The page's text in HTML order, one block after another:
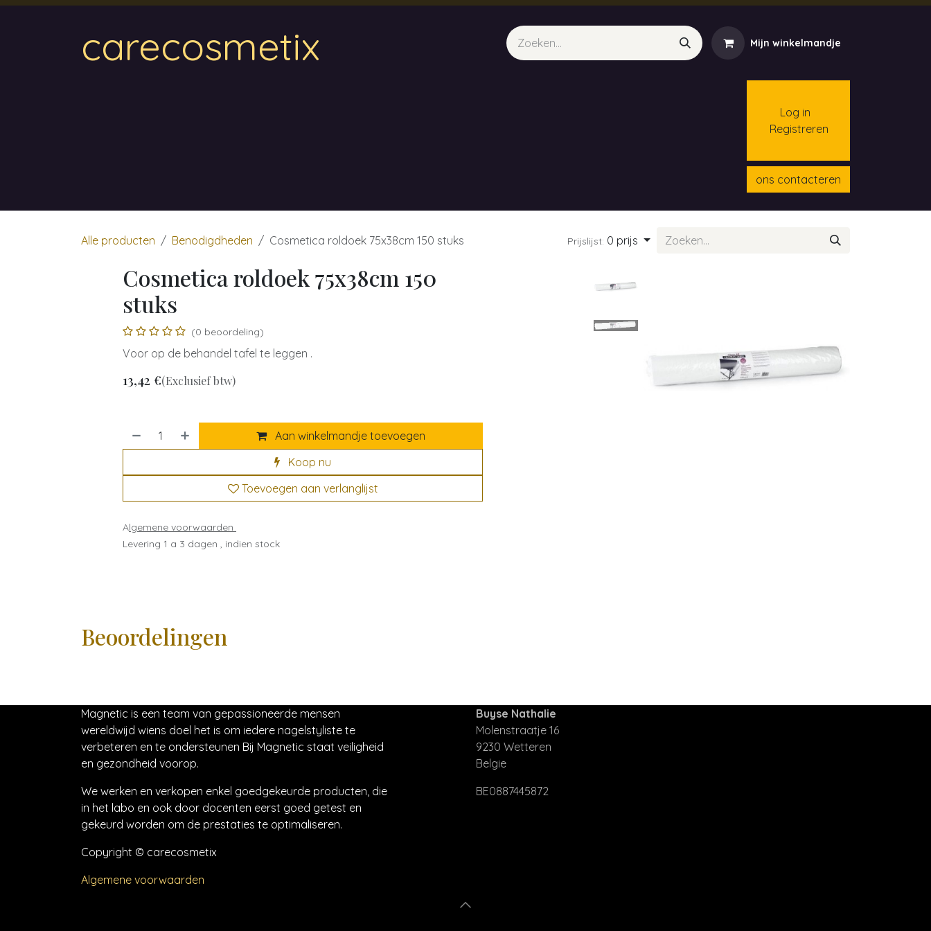
carecosmetix Mijn winkelmandje
Log in
Registreren
ons contacteren
Alle producten Benodigdheden Cosmetica roldoek 75x38cm 150 stuks Prijslijst: 0 prijs
Cosmetica roldoek 75x38cm 150
stuks
(0 beoordeling)
Voor op de behandel tafel te leggen .
13,42 €(Exclusief btw)
Aan winkelmandje toevoegen
Koop nu
Toevoegen aan verlanglijst
Algemene voorwaarden
Levering 1 a 3 dagen , indien stock
Beoordelingen
Magnetic is een team van gepassioneerde mensen
wereldwijd wiens doel het is om iedere nagelstyliste te
verbeteren en te ondersteunen Bij Magnetic staat veiligheid
en gezondheid voorop.
We werken en verkopen enkel goedgekeurde producten, die
in het labo en ook door docenten eerst goed getest en
gekeurd worden om de prestaties te optimaliseren.
Copyright © carecosmetix
Algemene voorwaarden
Buyse Nathalie
Molenstraatje 16
9230 Wetteren
Belgie
BE0887445872